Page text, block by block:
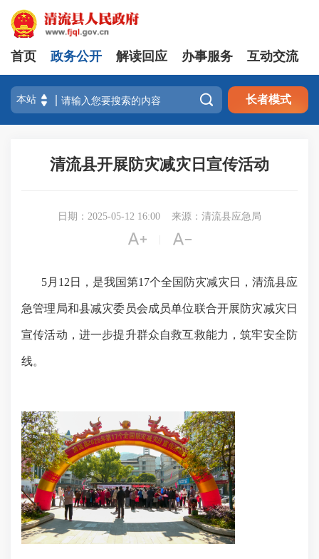
首页 政务公开 解读回应 办事服务 互动交流
 长者模式
清流县开展防灾减灾日宣传活动
日期：2025-05-12 16:00 来源：清流县应急局
 
5月12日，是我国第17个全国防灾减灾日，清流县应
急管理局和县减灾委员会成员单位联合开展防灾减灾日
宣传活动，进一步提升群众自救互救能力，筑牢安全防
线。